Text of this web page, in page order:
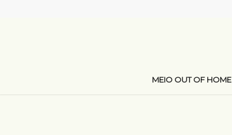
MEIO OUT OF HOME